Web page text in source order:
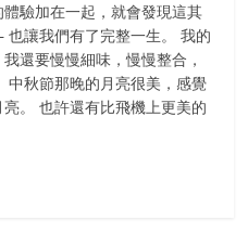
驗加在一起，就會發現這其
讓我們有了完整一生。 我的
還要慢慢細味，慢慢整合，
中秋節那晚的月亮很美，感覺
。 也許還有比飛機上更美的